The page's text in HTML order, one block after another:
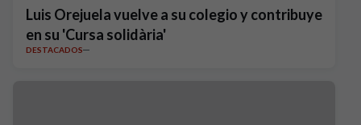
Luis Orejuela vuelve a su colegio y contribuye
en su 'Cursa solidària'
DESTACADOS